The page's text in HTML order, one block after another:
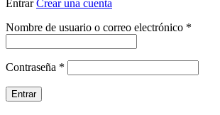
EntrarCrear una cuenta
Nombre de usuario o correo electrónico *
Contraseña *
Entrar